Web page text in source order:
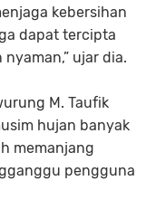
kebersihan
dapat tercipta
ujar dia.
M. Taufik
hujan banyak
memanjang
pengguna